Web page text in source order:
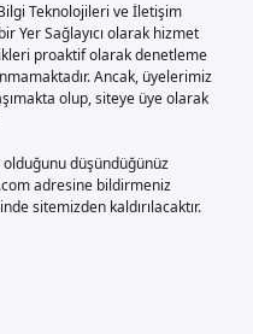
Teknolojileri ve İletişim
Yer Sağlayıcı olarak hizmet
proaktif olarak denetleme
Ancak, üyelerimiz
olup, siteye üye olarak
olduğunu düşündüğünüz
adresine bildirmeniz
sitemizden kaldırılacaktır.